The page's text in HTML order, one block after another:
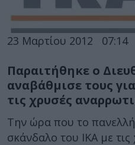
23 Μαρτίου 2012 07:14
Παραιτήθηκε ο
αναβάθμισε τους
τις χρυσές
Την ώρα που το
σκάνδαλο του ΙΚΑ με